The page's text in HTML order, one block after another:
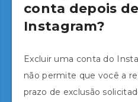
conta depois
Instagram?
Excluir uma conta do
não permite que você a
prazo de exclusão